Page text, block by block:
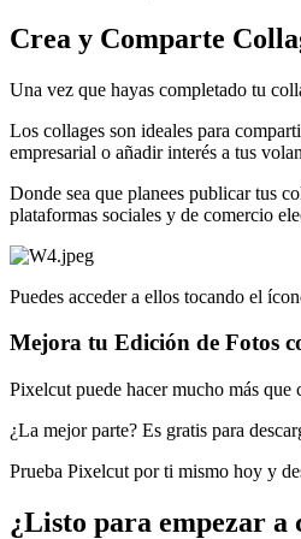
Crea y Comparte
Una vez que hayas completado tu
Los collages son ideales para
empresarial o añadir interés a tus
Donde sea que planees publicar tus
plataformas sociales y de comercio
Puedes acceder a ellos tocando el
Mejora tu Edición de Fotos
Pixelcut puede hacer mucho más
¿La mejor parte? Es gratis para
Prueba Pixelcut por ti mismo hoy y
¿Listo para empezar a